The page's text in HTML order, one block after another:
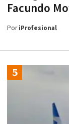
Facundo
PoriProfesional